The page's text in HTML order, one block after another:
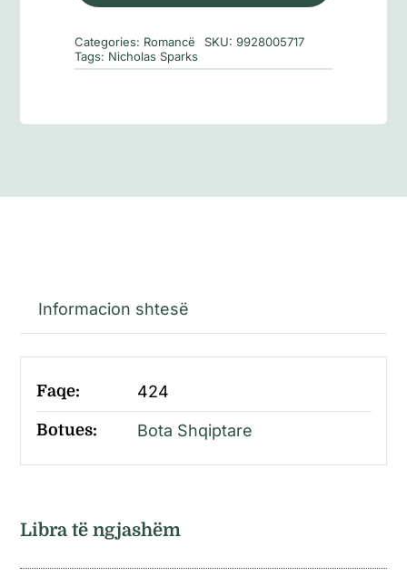
Categories: Romancë SKU:9928005717
Tags: Nicholas Sparks
Informacion shtesë
Faqe: 424
Botues: Bota Shqiptare
Libra të ngjashëm